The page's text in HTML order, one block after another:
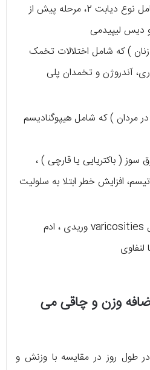
بیماری متابولیک که شامل نوع دیابت 2، مرحله پیش از
دیس لیپیدمی
) که شامل اختلالات تخمک
آندروژن و تخمدان پلی
مردان ) که شامل هیپوگنادیسم
( باکتریایی یا قارچی ) ،
افزایش خطر ابتلا به سلولیت
مشکلات اندام که شامل varicosities وریدی ، ادم
لنفاوی
وزن و چاقی می
طول روز در مقایسه با وزنش و